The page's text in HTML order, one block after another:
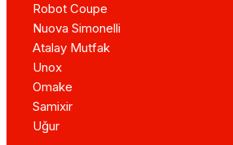
Robot Coupe
Nuova Simonelli
Atalay Mutfak
Unox
Omake
Samixir
Uğur